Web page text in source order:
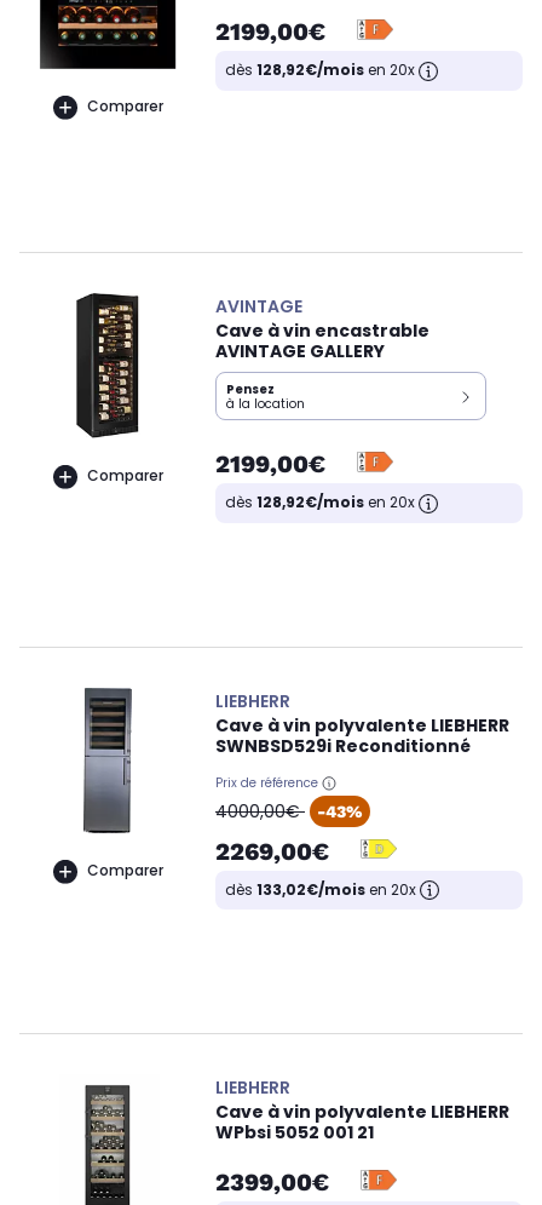
Comparer
2199,00€
dès 128,92€/moisen 20x
Comparer
AVINTAGE
Cave à vin encastrable
AVINTAGE GALLERY
Pensez
à la location
2199,00€
dès 128,92€/moisen 20x
Comparer
LIEBHERR
Cave à vin polyvalente LIEBHERR
SWNBSD529i Reconditionné
Prix de référence
oldPrice
4000,00€ -43%
2269,00€
dès 133,02€/moisen 20x
LIEBHERR
Cave à vin polyvalente LIEBHERR
WPbsi 5052 001 21
2399,00€